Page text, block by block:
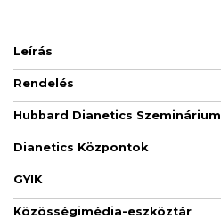
Leírás
Rendelés
Hubbard Dianetics Szeminárium
Dianetics Központok
GYIK
Közösségimédia-eszköztár